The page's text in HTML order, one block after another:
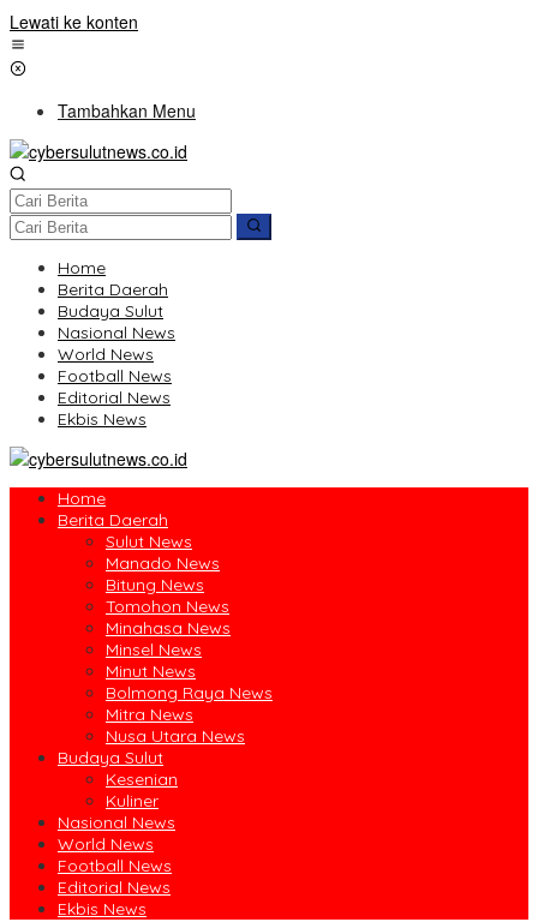
Lewati ke konten
Tambahkan Menu
Home
Berita Daerah
Budaya Sulut
Nasional News
World News
Football News
Editorial News
Ekbis News
Home
Berita Daerah
Sulut News
Manado News
Bitung News
Tomohon News
Minahasa News
Minsel News
Minut News
Bolmong Raya News
Mitra News
Nusa Utara News
Budaya Sulut
Kesenian
Kuliner
Nasional News
World News
Football News
Editorial News
Ekbis News